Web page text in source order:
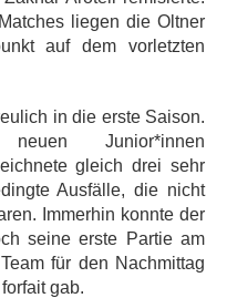
liegen die Oltner
auf dem vorletzten
in die erste Saison.
Junior*innen
gleich drei sehr
Ausfälle, die nicht
Immerhin konnte der
seine erste Partie am
für den Nachmittag
gab.